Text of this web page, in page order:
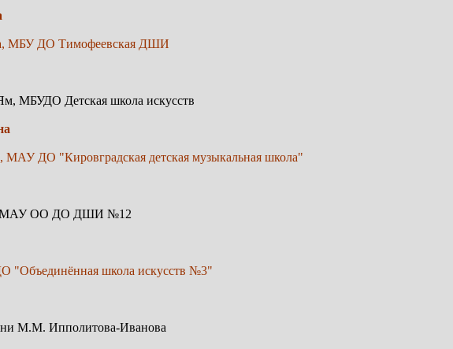
МБУ ДО Тимофеевская ДШИ
МБУДО Детская школа искусств
МАУ ДО "Кировградская детская музыкальная школа"
МАУ ОО ДО ДШИ №12
"Объединённая школа искусств №3"
М.М. Ипполитова-Иванова